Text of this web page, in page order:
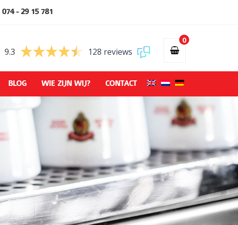
074 - 29 15 781
9.3 128 reviews
0
BLOG WIE ZIJN WIJ? CONTACT